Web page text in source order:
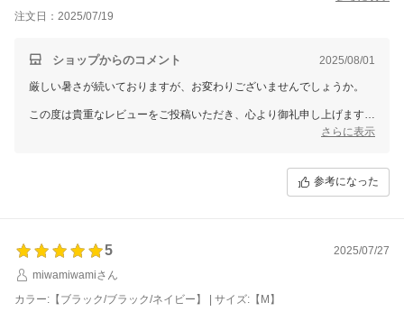
注文日：2025/07/19
ショップからのコメント 2025/08/01
厳しい暑さが続いておりますが、お変わりございませんでしょうか。
この度は貴重なレビューをご投稿いただき、心より御礼申し上げます。
お寄せいただいたご意見は、今後の商品やサービスの向上にしっかりと
なお、個別での対応が必要なお客様へは、別途メールにてご対応させて
いただきますので、どうぞご安心くださいませ。
さらに表示
参考になった
5
2025/07/27
miwamiwamiさん
カラー:【ブラック/ブラック/ネイビー】 | サイズ:【M】